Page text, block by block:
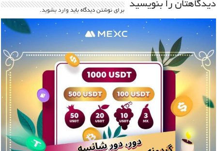
دیدگاهتان را بنویسید
برای نوشتن دیدگاه باید وارد بشوید.